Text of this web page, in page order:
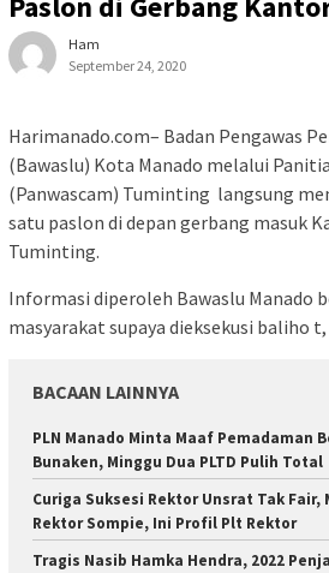
Ham
September 24, 2020
Harimanado.com– Badan Pengawas
(Bawaslu) Kota Manado melalui
(Panwascam) Tuminting langsung
satu paslon di depan gerbang masuk
Tuminting.
Informasi diperoleh Bawaslu Manado
masyarakat supaya dieksekusi baliho
BACAAN LAINNYA
PLN Manado Minta Maaf Pemadaman
Bunaken, Minggu Dua PLTD Pulih Total
Curiga Suksesi Rektor Unsrat Tak
Rektor Sompie, Ini Profil Plt Rektor
Tragis Nasib Hamka Hendra, 2022